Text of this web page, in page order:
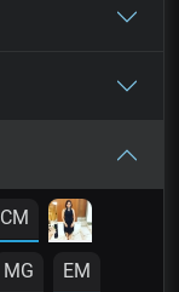
CM
MG EM